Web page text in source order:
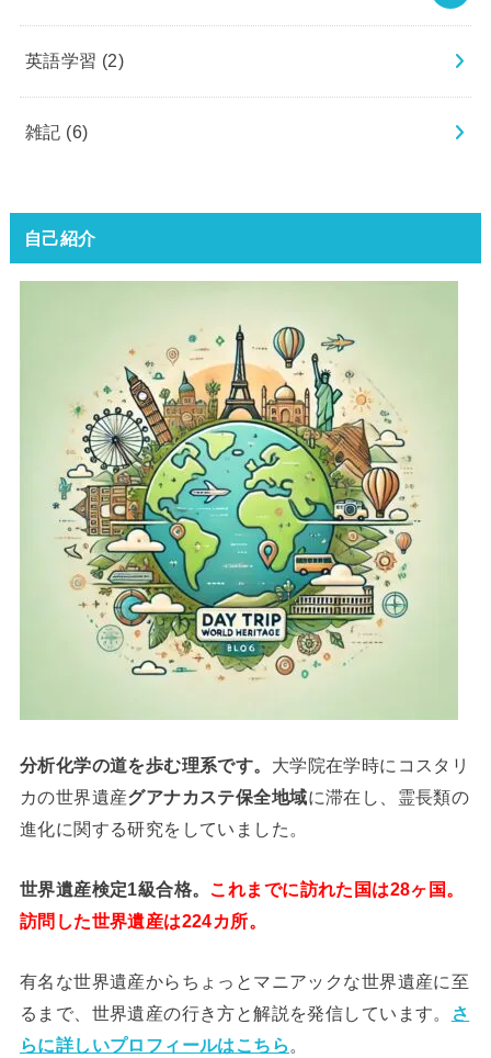
英語学習 (2)
雑記 (6)
自己紹介
分析化学の道を歩む理系です。 大学院在学時にコスタリ
カの世界遺産グアナカステ保全地域に滞在し、霊長類の
進化に関する研究をしていました。
世界遺産検定1級合格。 これまでに訪れた国は28ヶ国。
訪問した世界遺産は224カ所。
有名な世界遺産からちょっとマニアックな世界遺産に至
るまで、世界遺産の行き方と解説を発信しています。
さ
らに詳しいプロフィールはこちら 。